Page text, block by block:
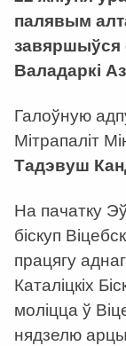
палявым
завяршыўся
Валадаркі
Галоўную
Мітрапаліт
Тадэвуш
На пачатку
біскуп
працягу
Каталіцкіх
моліцца ў
нядзелю